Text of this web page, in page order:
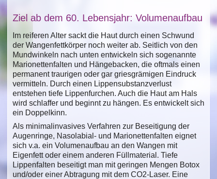
Ziel ab dem 60. Lebensjahr: Volumenaufbau
Im reiferen Alter sackt die Haut durch einen Schwund
der Wangenfettkörper noch weiter ab. Seitlich von den
Mundwinkeln nach unten entwickeln sich sogenannte
Marionettenfalten und Hängebacken, die oftmals einen
permanent traurigen oder gar griesgrämigen Eindruck
vermitteln. Durch einen Lippensubstanzverlust
entstehen tiefe Lippenfurchen. Auch die Haut am Hals
wird schlaffer und beginnt zu hängen. Es entwickelt sich
ein Doppelkinn.
Als minimalinvasives Verfahren zur Beseitigung der
Augenringe, Nasolabial- und Marionettenfalten eignet
sich v.a. ein Volumenaufbau an den Wangen mit
Eigenfett oder einem anderen Füllmaterial. Tiefe
Lippenfalten beseitigt man mit geringen Mengen Botox
und/oder einer Abtragung mit dem CO2-Laser. Eine